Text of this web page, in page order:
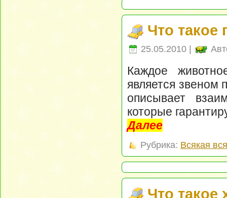
Что такое
25.05.2010 |
Каждое
является
описывает
которые
Далее
Рубрика: Всякая
Что такое